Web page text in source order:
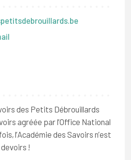
des Petits Débrouillards
agréée par l’Office National
l’Académie des Savoirs n’est
devoirs !